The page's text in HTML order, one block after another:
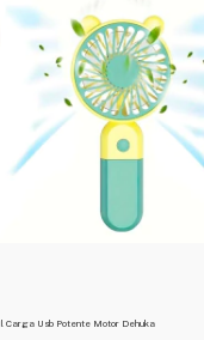
Carga Usb Potente Motor Dehuka